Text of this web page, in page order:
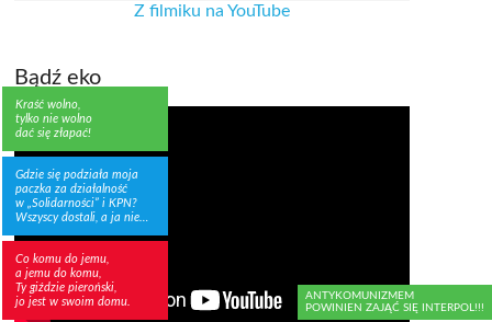
ANTYKOMUNIZMEM
POWINIEN ZAJĄĆ SIĘ INTERPOL!!!
Kraść wolno,
tylko nie wolno
dać się złapać!
Gdzie się podziała moja
paczka za działalność
w „Solidarności” i KPN?
Wszyscy dostali, a ja nie…
Co komu do jemu,
a jemu do komu,
Ty giździe pieroński,
jo jest w swoim domu.
Z filmiku na YouTube
Bądź eko